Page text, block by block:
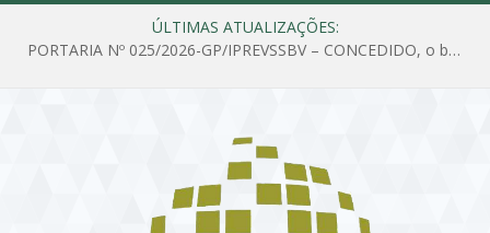
ÚLTIMAS ATUALIZAÇÕES:
PORTARIA Nº 025/2026-GP/IPREVSSBV – CONCEDIDO, o benefício de PENSÃO a MARIA ESTELA DOS SANTOS SOUZA